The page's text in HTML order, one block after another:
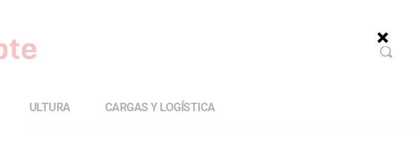
CULTURA CARGAS Y LOGÍSTICA